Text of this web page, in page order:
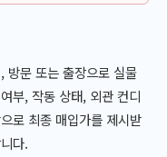
방문 또는 출장으로 실물
부, 작동 상태, 외관 컨디
로 최종 매입가를 제시받
다.